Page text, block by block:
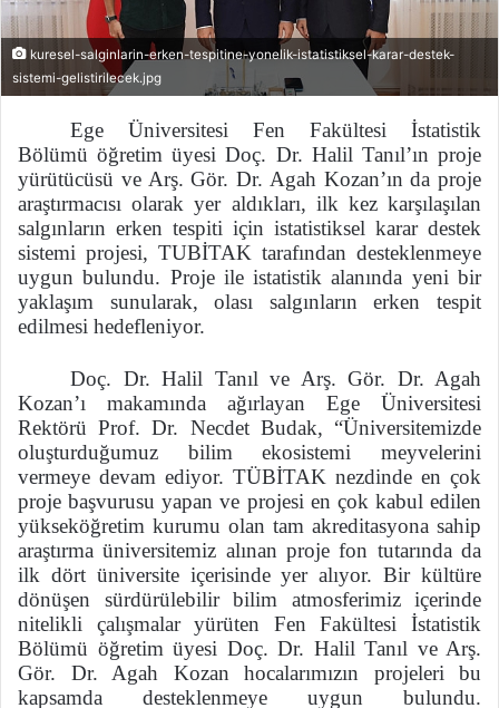
kuresel-salginlarin-erken-tespitine-yonelik-istatistiksel-karar-destek-
sistemi-gelistirilecek.jpg
Ege Üniversitesi Fen Fakültesi İstatistik
Bölümü öğretim üyesi Doç. Dr. Halil Tanıl’ın proje
yürütücüsü ve Arş. Gör. Dr. Agah Kozan’ın da proje
araştırmacısı olarak yer aldıkları, ilk kez karşılaşılan
salgınların erken tespiti için istatistiksel karar destek
sistemi projesi, TUBİTAK tarafından desteklenmeye
uygun bulundu. Proje ile istatistik alanında yeni bir
yaklaşım sunularak, olası salgınların erken tespit
edilmesi hedefleniyor.
Doç. Dr. Halil Tanıl ve Arş. Gör. Dr. Agah
Kozan’ı makamında ağırlayan Ege Üniversitesi
Rektörü Prof. Dr. Necdet Budak, “Üniversitemizde
oluşturduğumuz bilim ekosistemi meyvelerini
vermeye devam ediyor. TÜBİTAK nezdinde en çok
proje başvurusu yapan ve projesi en çok kabul edilen
yükseköğretim kurumu olan tam akreditasyona sahip
araştırma üniversitemiz alınan proje fon tutarında da
ilk dört üniversite içerisinde yer alıyor. Bir kültüre
dönüşen sürdürülebilir bilim atmosferimiz içerinde
nitelikli çalışmalar yürüten Fen Fakültesi İstatistik
Bölümü öğretim üyesi Doç. Dr. Halil Tanıl ve Arş.
Gör. Dr. Agah Kozan hocalarımızın projeleri bu
kapsamda desteklenmeye uygun bulundu.